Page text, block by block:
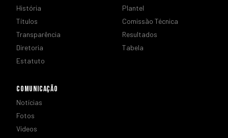
História
Títulos
Transparência
Diretoria
Estatuto
Plantel
Comissão Técnica
Resultados
Tabela
COMUNICAÇÃO
Notícias
Fotos
Vídeos